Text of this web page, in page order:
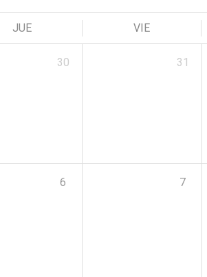
JUE VIE
30 31
6 7